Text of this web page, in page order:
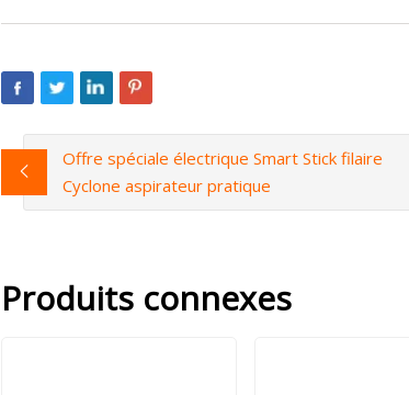
Offre spéciale électrique Smart Stick filaire
Cyclone aspirateur pratique
Produits connexes